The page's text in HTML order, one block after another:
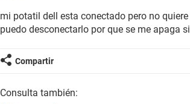
mi potatil dell esta conectado pero no
puedo desconectarlo por que se me apaga
Compartir
Consulta también: